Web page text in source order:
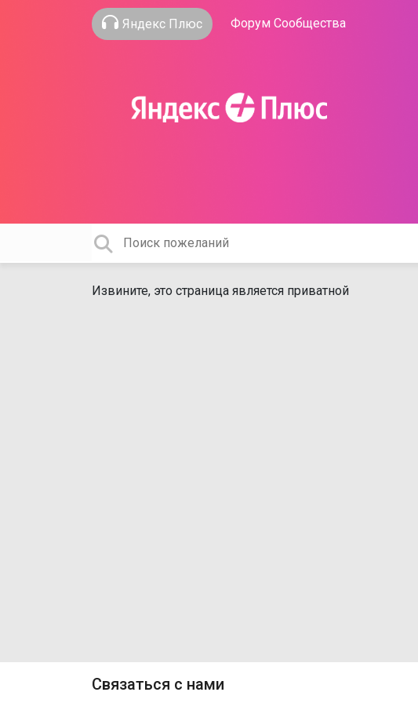
Яндекс Плюс Форум Сообщества
Извините, это страница является приватной
Связаться с нами